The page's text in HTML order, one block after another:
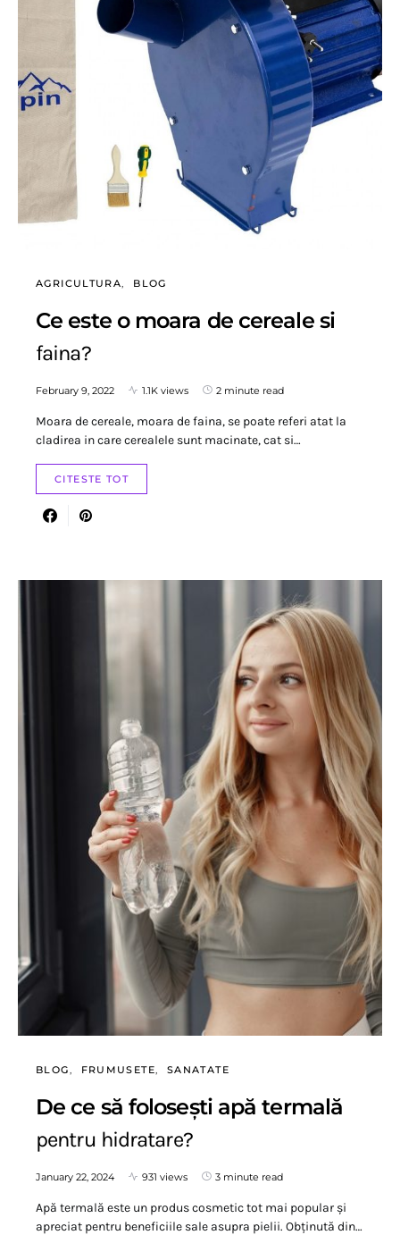
AGRICULTURA BLOG
Ce este o moara de cereale si
faina?
February 9, 2022 1.1K views 2 minute read
Moara de cereale, moara de faina, se poate referi atat la
cladirea in care cerealele sunt macinate, cat si…
CITESTE TOT
BLOG FRUMUSETE SANATATE
De ce să folosești apă termală
pentru hidratare?
January 22, 2024 931 views 3 minute read
Apă termală este un produs cosmetic tot mai popular și
apreciat pentru beneficiile sale asupra pielii. Obținută din…